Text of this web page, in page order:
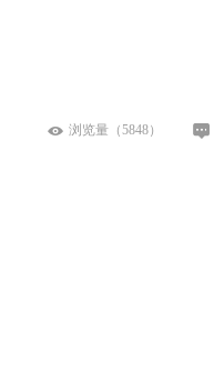
浏览量（5848）